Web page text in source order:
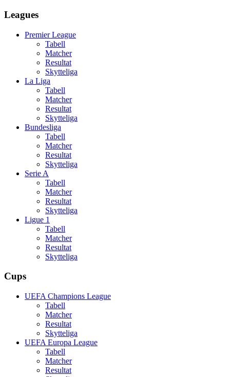
Leagues
Premier League
Tabell
Matcher
Resultat
Skytteliga
La Liga
Tabell
Matcher
Resultat
Skytteliga
Bundesliga
Tabell
Matcher
Resultat
Skytteliga
Serie A
Tabell
Matcher
Resultat
Skytteliga
Ligue 1
Tabell
Matcher
Resultat
Skytteliga
Cups
UEFA Champions League
Tabell
Matcher
Resultat
Skytteliga
UEFA Europa League
Tabell
Matcher
Resultat